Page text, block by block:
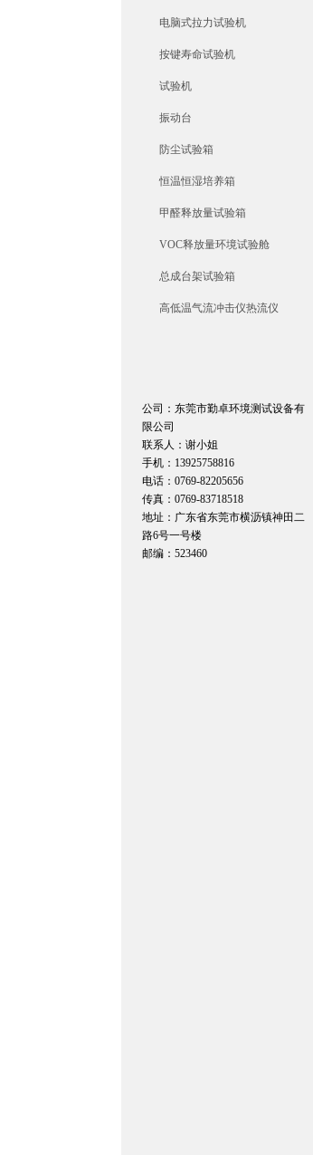
电脑式拉力试验机
按键寿命试验机
试验机
振动台
防尘试验箱
恒温恒湿培养箱
甲醛释放量试验箱
VOC释放量环境试验舱
总成台架试验箱
高低温气流冲击仪热流仪
公司：东莞市勤卓环境测试设备有
限公司
联系人：谢小姐
手机：13925758816
电话：0769-82205656
传真：0769-83718518
地址：广东省东莞市横沥镇神田二
路6号一号楼
邮编：523460